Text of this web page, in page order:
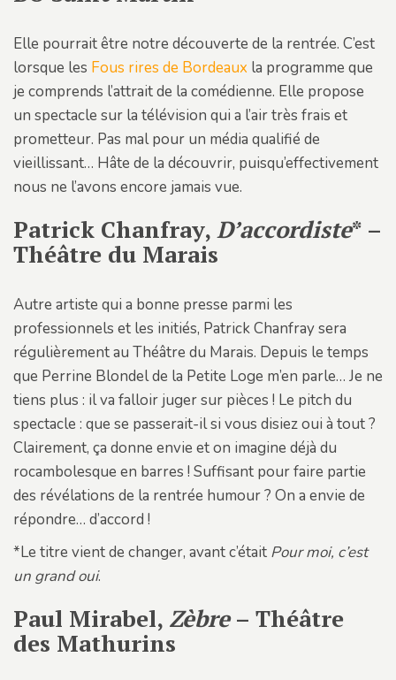
Elle pourrait être notre découverte de la rentrée. C’est
lorsque les Fous rires de Bordeaux la programme que
je comprends l’attrait de la comédienne. Elle propose
un spectacle sur la télévision qui a l’air très frais et
prometteur. Pas mal pour un média qualifié de
vieillissant… Hâte de la découvrir, puisqu’effectivement
nous ne l’avons encore jamais vue.
Patrick Chanfray, D’accordiste* –
Théâtre du Marais
Autre artiste qui a bonne presse parmi les
professionnels et les initiés, Patrick Chanfray sera
régulièrement au Théâtre du Marais. Depuis le temps
que Perrine Blondel de la Petite Loge m’en parle… Je ne
tiens plus : il va falloir juger sur pièces ! Le pitch du
spectacle : que se passerait-il si vous disiez oui à tout ?
Clairement, ça donne envie et on imagine déjà du
rocambolesque en barres ! Suffisant pour faire partie
des révélations de la rentrée humour ? On a envie de
répondre… d’accord !
*Le titre vient de changer, avant c’était Pour moi, c’est
un grand oui.
Paul Mirabel, Zèbre– Théâtre
des Mathurins